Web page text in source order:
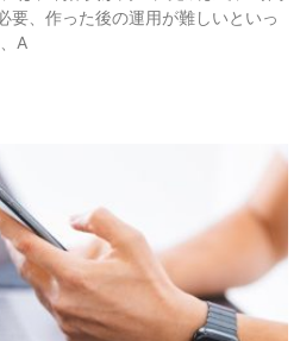
要、作った後の運用が難しいといっ
A